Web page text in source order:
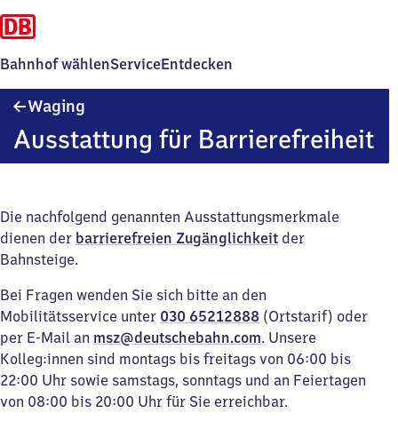
Bahnhof wählenServiceEntdecken
Waging
Ausstattung für Barrierefreiheit
Die nachfolgend genannten Ausstattungsmerkmale
dienen der barrierefreien Zugänglichkeit der
Bahnsteige.
Bei Fragen wenden Sie sich bitte an den
Mobilitätsservice unter 030 65212888 (Ortstarif) oder
per E-Mail an msz@deutschebahn.com. Unsere
Kolleg:innen sind montags bis freitags von 06:00 bis
22:00 Uhr sowie samstags, sonntags und an Feiertagen
von 08:00 bis 20:00 Uhr für Sie erreichbar.